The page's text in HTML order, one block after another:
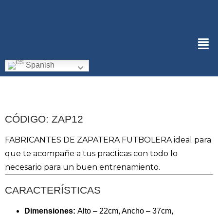
Spanish
CÓDIGO: ZAP12
FABRICANTES DE ZAPATERA FUTBOLERA ideal para
que te acompañe a tus practicas con todo lo
necesario para un buen entrenamiento.
CARACTERÍSTICAS
Dimensiones: Alto – 22cm, Ancho – 37cm,